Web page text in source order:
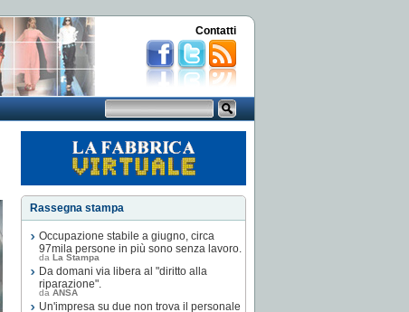
Contatti
Rassegna stampa
Occupazione stabile a giugno, circa
97mila persone in più sono senza lavoro.
da La Stampa
Da domani via libera al "diritto alla
riparazione".
da ANSA
Un'impresa su due non trova il personale